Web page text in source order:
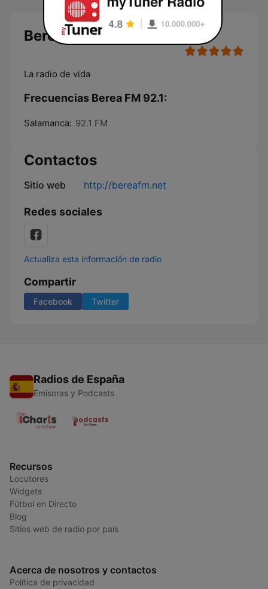
Berea FM 92.1 en directo
La radio de vida
Frecuencias Berea FM 92.1:
Salamanca: 92.1 FM
Contactos
Sitio web http://bereafm.net
Redes sociales
Actualiza esta información de radio
Compartir
Facebook Twitter
Radios de España
Emisoras y Podcasts
Recursos
Locutores
Widgets
Fútbol en Directo
Blog
Sitios web de radio por país
Acerca de nosotros y contactos
Política de privacidad